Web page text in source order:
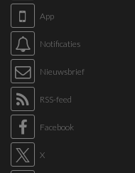
App
Notificaties
Nieuwsbrief
RSS-feed
Facebook
X